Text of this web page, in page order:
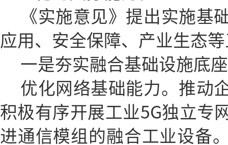
《实施意见》提出实施基
应用、安全保障、产业生态
一是夯实融合基础设施底
优化网络基础能力。推动
积极有序开展工业5G独立专
进通信模组的融合工业设备